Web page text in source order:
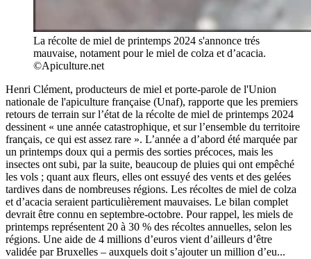
La récolte de miel de printemps 2024 s'annonce trés
mauvaise, notament pour le miel de colza et d’acacia.
©Apiculture.net
Henri Clément, producteurs de miel et porte-parole de l'Union
nationale de l'apiculture française (Unaf), rapporte que les premiers
retours de terrain sur l’état de la récolte de miel de printemps 2024
dessinent « une année catastrophique, et sur l’ensemble du territoire
français, ce qui est assez rare ». L’année a d’abord été marquée par
un printemps doux qui a permis des sorties précoces, mais les
insectes ont subi, par la suite, beaucoup de pluies qui ont empêché
les vols ; quant aux fleurs, elles ont essuyé des vents et des gelées
tardives dans de nombreuses régions. Les récoltes de miel de colza
et d’acacia seraient particulièrement mauvaises. Le bilan complet
devrait être connu en septembre-octobre. Pour rappel, les miels de
printemps représentent 20 à 30 % des récoltes annuelles, selon les
régions. Une aide de 4 millions d’euros vient d’ailleurs d’être
validée par Bruxelles – auxquels doit s’ajouter un million d’eu...